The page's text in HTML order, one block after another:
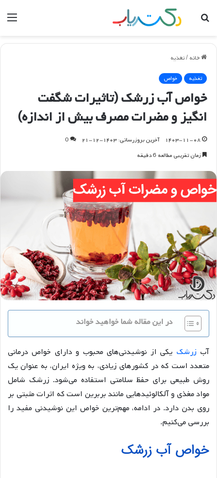
جستجو
خانه /تغذیه
تغذیه خواص
خواص آب زرشک (تاثیرات شگفت
انگیز و مضرات مصرف بیش از اندازه)
۱۴۰۳-۱۱-۰۸ آخرین بروزرسانی: ۱۴۰۳-۱۲-۲۱
0
زمان تقریبی مطالعه 6 دقیقه
در این مقاله شما خواهید خواند
آب زرشک یکی از نوشیدنی‌های محبوب و دارای خواص درمانی
متعدد است که در کشورهای زیادی، به ویژه ایران، به عنوان یک
روش طبیعی برای حفظ سلامتی استفاده می‌شود. زرشک شامل
مواد مغذی و آلکالوئیدهایی مانند بربرین است که اثرات مثبتی بر
روی بدن دارد. در ادامه، مهم‌ترین خواص این نوشیدنی مفید را
بررسی می‌کنیم.
خواص آب زرشک